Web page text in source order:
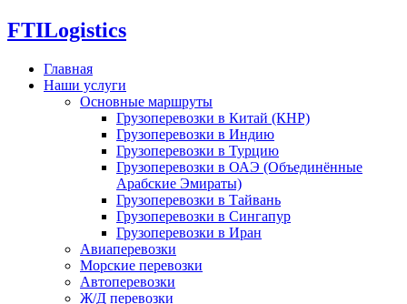
FTILogistics
Главная
Наши услуги
Основные маршруты
Грузоперевозки в Китай (КНР)
Грузоперевозки в Индию
Грузоперевозки в Турцию
Грузоперевозки в ОАЭ (Объединённые
Арабские Эмираты)
Грузоперевозки в Тайвань
Грузоперевозки в Сингапур
Грузоперевозки в Иран
Авиаперевозки
Морские перевозки
Автоперевозки
Ж/Д перевозки